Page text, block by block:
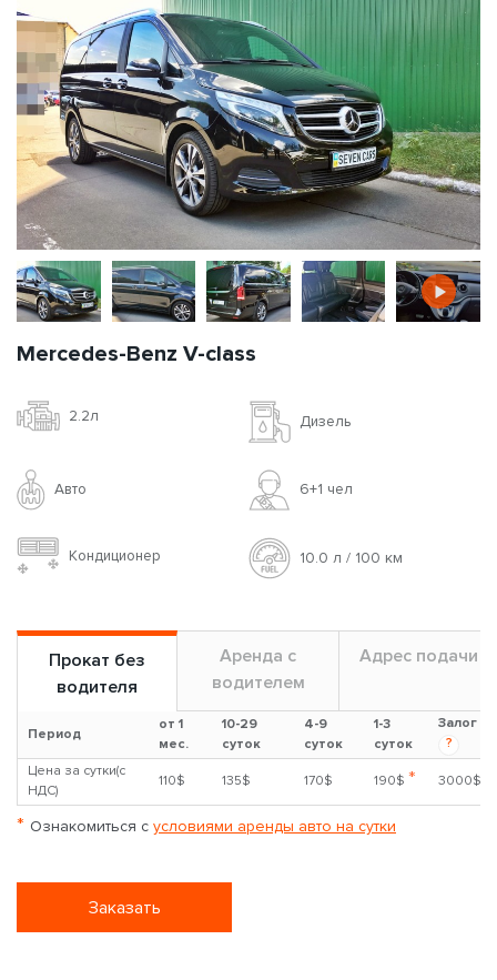
Mercedes-Benz V-class
2.2л Дизель
Авто 6+1 чел
Кондиционер 10.0 л / 100 км
Прокат без
водителя
Аренда с
водителем
Адрес подачи
Период
от 1
мес.
10-29
суток
4-9
суток
1-3
суток
Залог
?
Цена за сутки(с
НДС)
110$ 135$ 170$ 190$ * 3000$
* Ознакомиться с условиями аренды авто на сутки
Заказать